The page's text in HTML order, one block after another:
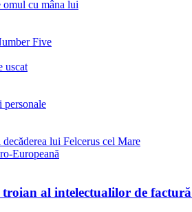
omul cu mâna lui
Five
uscat
personale
lui Felcerus cel Mare
Europeană
al intelectualilor de